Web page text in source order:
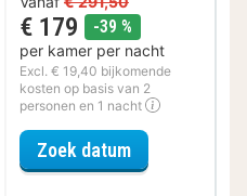
€ 179 -39 %
per kamer per nacht
Excl. € 19,40 bijkomende
kosten op basis van 2
personen en 1 nacht
Zoek datumvoor